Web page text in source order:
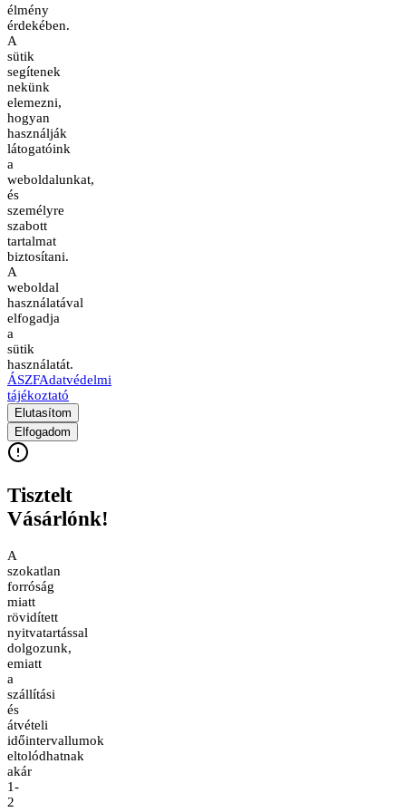
élmény
érdekében.
A
sütik
segítenek
nekünk
elemezni,
hogyan
használják
látogatóink
a
weboldalunkat,
és
személyre
szabott
tartalmat
biztosítani.
A
weboldal
használatával
elfogadja
a
sütik
használatát.
ÁSZFAdatvédelmi
tájékoztató
Elutasítom
Elfogadom
Tisztelt
Vásárlónk!
A
szokatlan
forróság
miatt
rövidített
nyitvatartással
dolgozunk,
emiatt
a
szállítási
és
átvételi
időintervallumok
eltolódhatnak
akár
1-
2